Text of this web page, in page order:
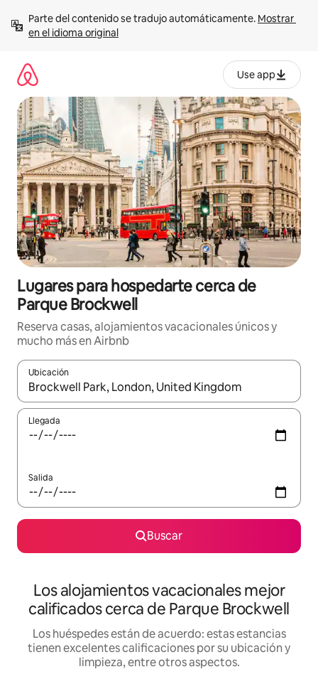
contenido
Parte del contenido se tradujo automáticamente. Mostrar
en el idioma original
Use app
Lugares para hospedarte cerca de
Parque Brockwell
Reserva casas, alojamientos vacacionales únicos y
mucho más en Airbnb
Ubicación
Cuando los resultados estén disponibles, podrás navegar
Llegada
Salida
Buscar
Los alojamientos vacacionales mejor
calificados cerca de Parque Brockwell
Los huéspedes están de acuerdo: estas estancias
tienen excelentes calificaciones por su ubicación y
limpieza, entre otros aspectos.